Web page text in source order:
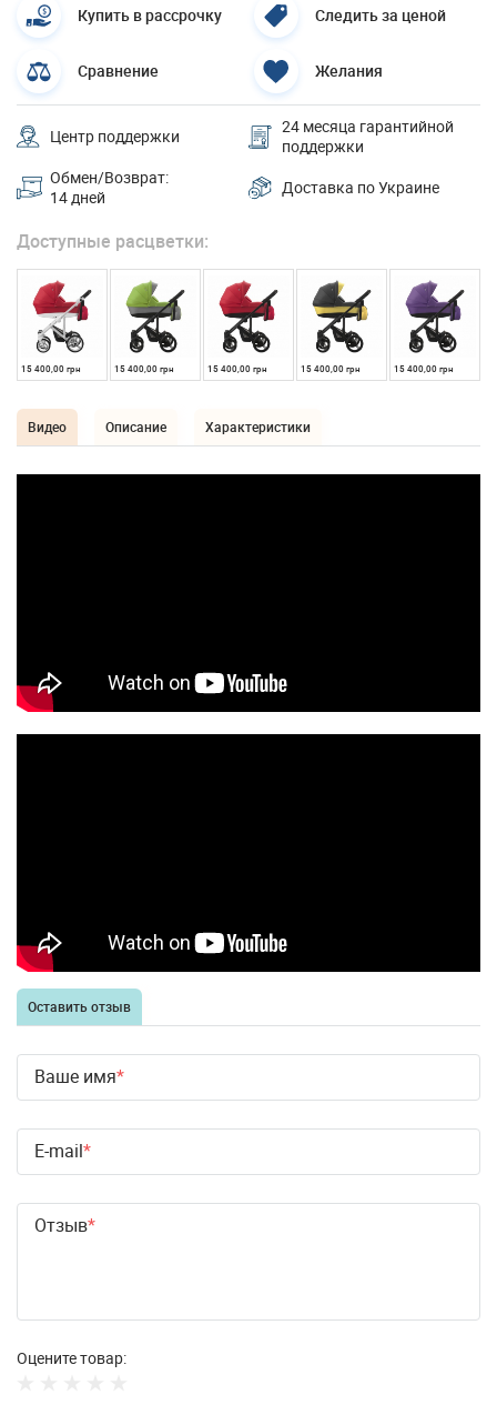
Купить в рассрочку Следить за ценой
Сравнение Желания
Центр поддержки
24 месяца гарантийной
поддержки
Обмен/Возврат:
14 дней
Доставка по Украине
Доступные расцветки:
15 400,00 грн 15 400,00 грн 15 400,00 грн 15 400,00 грн 15 400,00 грн
Видео Описание Характеристики
Оставить отзыв
Ваше имя
E-mail
Отзыв
Оцените товар: